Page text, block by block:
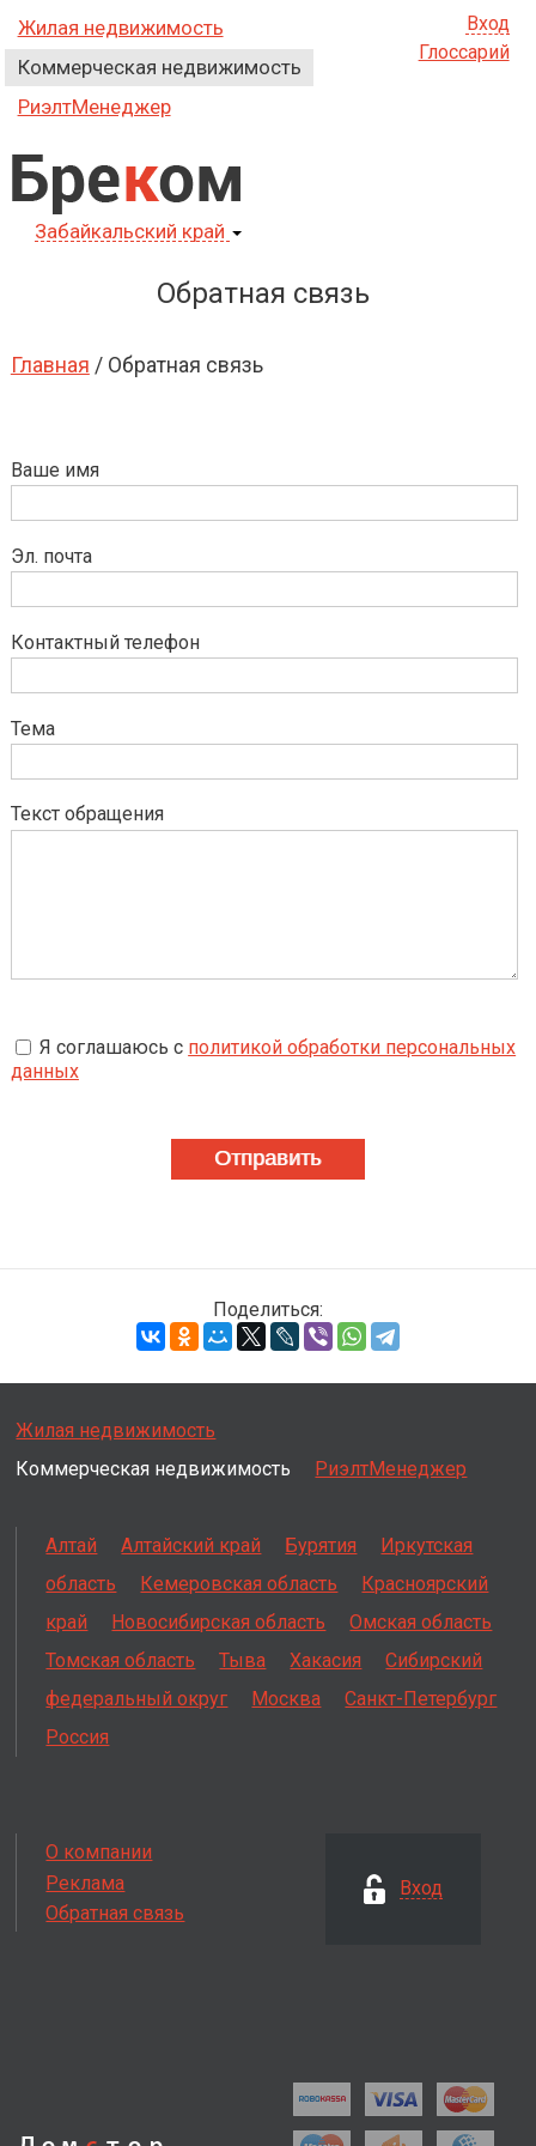
Жилая недвижимость
Коммерческая недвижимость
РиэлтМенеджер
Вход
Глоссарий
Бреком
Забайкальский край
Обратная связь
Главная / Обратная связь
Ваше имя
Эл. почта
Контактный телефон
Тема
Текст обращения
Я соглашаюсь с политикой обработки персональных
данных
Поделиться:
Жилая недвижимость
Коммерческая недвижимость
РиэлтМенеджер
Алтай Алтайский край Бурятия
Иркутская
область
Кемеровская область
Красноярский
край
Новосибирская область
Омская область
Томская область
Тыва Хакасия
Сибирский
федеральный округ
Москва
Санкт-Петербург
Россия
О компании
Реклама
Обратная связь
Вход